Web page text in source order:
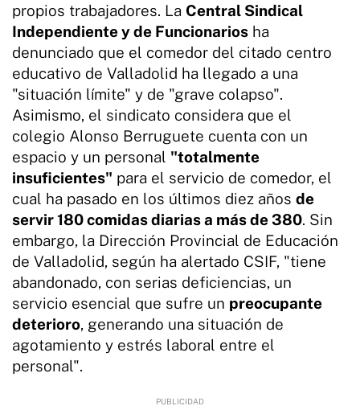
propios trabajadores. La Central Sindical
Independiente y de Funcionarios ha
denunciado que el comedor del citado centro
educativo de Valladolid ha llegado a una
"situación límite" y de "grave colapso".
Asimismo, el sindicato considera que el
colegio Alonso Berruguete cuenta con un
espacio y un personal "totalmente
insuficientes" para el servicio de comedor, el
cual ha pasado en los últimos diez años de
servir 180 comidas diarias a más de 380. Sin
embargo, la Dirección Provincial de Educación
de Valladolid, según ha alertado CSIF, "tiene
abandonado, con serias deficiencias, un
servicio esencial que sufre un preocupante
deterioro, generando una situación de
agotamiento y estrés laboral entre el
personal".